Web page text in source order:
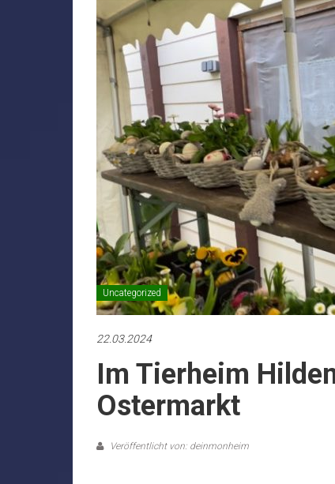
Uncategorized
22.03.2024
Im Tierheim
Ostermarkt
Veröffentlicht von: deinmonheim